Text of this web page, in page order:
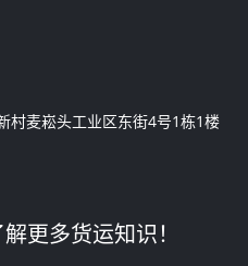
村麦崧头工业区东街4号1栋1楼
更多货运知识！